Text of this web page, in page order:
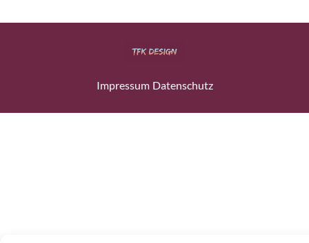
Impressum Datenschutz